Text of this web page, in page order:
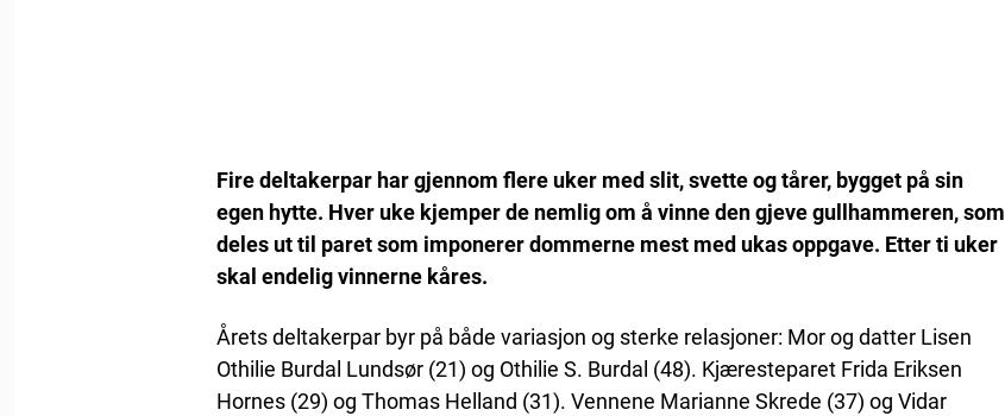
Fire deltakerpar har gjennom flere uker med slit, svette og tårer, bygget på sin
egen hytte. Hver uke kjemper de nemlig om å vinne den gjeve gullhammeren, som
deles ut til paret som imponerer dommerne mest med ukas oppgave. Etter ti uker
skal endelig vinnerne kåres.
Årets deltakerpar byr på både variasjon og sterke relasjoner: Mor og datter Lisen
Othilie Burdal Lundsør (21) og Othilie S. Burdal (48). Kjæresteparet Frida Eriksen
Hornes (29) og Thomas Helland (31). Vennene Marianne Skrede (37) og Vidar